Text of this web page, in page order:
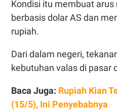
Kondisi itu membuat
berbasis dolar AS dan
rupiah.
Dari dalam negeri,
kebutuhan valas di pasar
Baca Juga: Rupiah Kian
(15/5), Ini Penyebabnya